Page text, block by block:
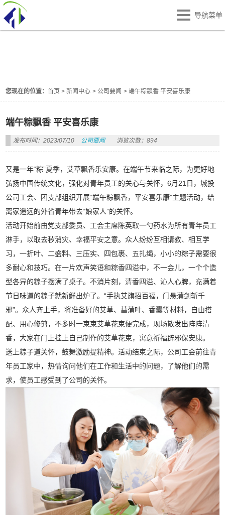
导航菜单
您现在的位置：首页 >新闻中心 > 公司要闻 >端午粽飘香 平安喜乐康
端午粽飘香 平安喜乐康
发布时间：2023/07/10 公司要闻 浏览次数：894
又是一年“粽”夏季，艾草飘香乐安康。在端午节来临之际，为更好地
弘扬中国传统文化，强化对青年员工的关心与关怀，6月21日，城投
公司工会、团支部组织开展“端午粽飘香，平安喜乐康”主题活动，给
离家遥远的外省青年带去“娘家人”的关怀。
活动开始前由党支部委员、工会主席陈英取一勺药水为所有青年员工
淋手，以取去秽消灾、幸福平安之意。众人纷纷互相请教、相互学
习，一折叶、二盛料、三压实、四包裹、五扎绳，小小的粽子需要很
多耐心和技巧。在一片欢声笑语和粽香四溢中，不一会儿，一个个造
型各异的粽子摆满了桌子。不消片刻，清香四溢、沁人心脾，充满着
节日味道的粽子就新鲜出炉了。“手执艾旗招百福，门悬蒲剑斩千
邪”。众人齐上手，将准备好的艾草、菖蒲叶、香囊等材料，自由搭
配、用心修剪，不多时一束束艾草花束便完成，现场散发出阵阵清
香，大家在门上挂上自己制作的艾草花束，寓意祈福辟邪保安康。
送上粽子道关怀，鼓舞激励提精神。活动结束之际，公司工会前往青
年员工家中，热情询问他们在工作和生活中的问题，了解他们的需
求，使员工感受到了公司的关怀。